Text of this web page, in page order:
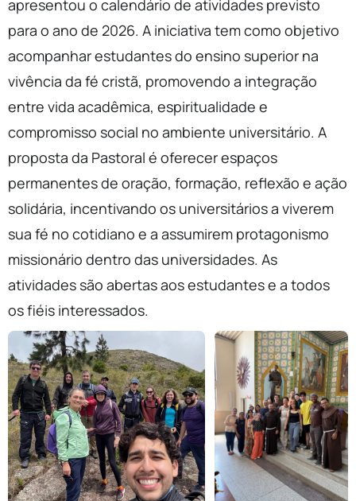
apresentou o calendário de atividades previsto
para o ano de 2026. A iniciativa tem como objetivo
acompanhar estudantes do ensino superior na
vivência da fé cristã, promovendo a integração
entre vida acadêmica, espiritualidade e
compromisso social no ambiente universitário. A
proposta da Pastoral é oferecer espaços
permanentes de oração, formação, reflexão e ação
solidária, incentivando os universitários a viverem
sua fé no cotidiano e a assumirem protagonismo
missionário dentro das universidades. As
atividades são abertas aos estudantes e a todos
os fiéis interessados.